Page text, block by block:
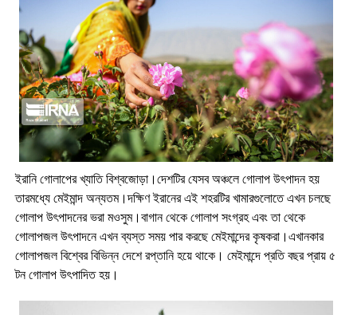
ইরানি গোলাপের খ্যাতি বিশ্বজোড়া।দেশটির যেসব অঞ্চলে গোলাপ উৎপাদন হয়
তারমধ্যে মেইমান্দ অন্যতম।দক্ষিণ ইরানের এই শহরটির খামারগুলোতে এখন চলছে
গোলাপ উৎপাদনের ভরা মওসুম।বাগান থেকে গোলাপ সংগ্রহ এবং তা থেকে
গোলাপজল উৎপাদনে এখন ব্যস্ত সময় পার করছে মেইমান্দের কৃষকরা।এখানকার
গোলাপজল বিশ্বের বিভিন্ন দেশে রপ্তানি হয়ে থাকে। মেইমান্দে প্রতি বছর প্রায় ৫
টন গোলাপ উৎপাদিত হয়।